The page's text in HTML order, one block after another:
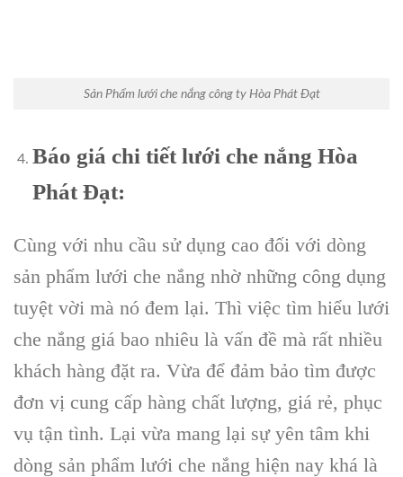
Sản Phẩm lưới che nắng công ty Hòa Phát Đạt
Báo giá chi tiết lưới che nắng Hòa
Phát Đạt:
Cùng với nhu cầu sử dụng cao đối với dòng
sản phẩm lưới che nắng nhờ những công dụng
tuyệt vời mà nó đem lại. Thì việc tìm hiểu lưới
che nắng giá bao nhiêu là vấn đề mà rất nhiều
khách hàng đặt ra. Vừa để đảm bảo tìm được
đơn vị cung cấp hàng chất lượng, giá rẻ, phục
vụ tận tình. Lại vừa mang lại sự yên tâm khi
dòng sản phẩm lưới che nắng hiện nay khá là